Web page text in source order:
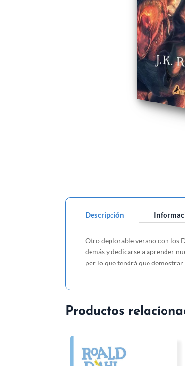
Descripción
Otro deplorable verano con los
demás y dedicarse a aprender
por lo que tendrá que demostrar
Productos